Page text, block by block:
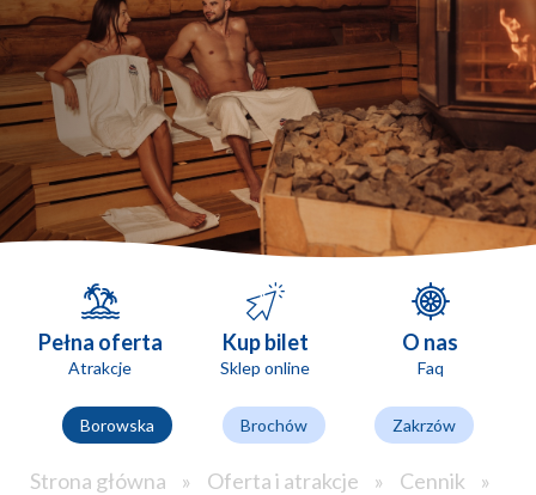
Wrocławska Potańcówka w sobotę, 8 sierpnia
Remont torów na Stawowej i Peronowej. Od 8
sierpnia zmiany dla kierowców i pasażerów MPK
Pełna oferta
Atrakcje
Kup bilet
Sklep online
O nas
Faq
Borowska Brochów Zakrzów
Strona główna » Oferta i atrakcje » Cennik
»